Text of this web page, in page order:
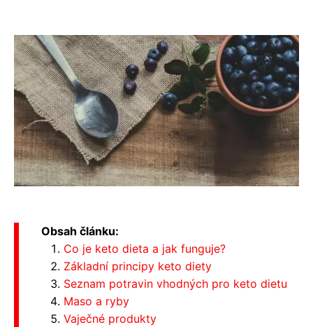
Obsah článku:
Co je keto dieta a jak funguje?
Základní principy keto diety
Seznam potravin vhodných pro keto dietu
Maso a ryby
Vaječné produkty